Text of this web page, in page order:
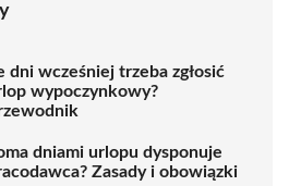
dni wcześniej trzeba zgłosić
wypoczynkowy?
dniami urlopu dysponuje
Zasady i obowiązki